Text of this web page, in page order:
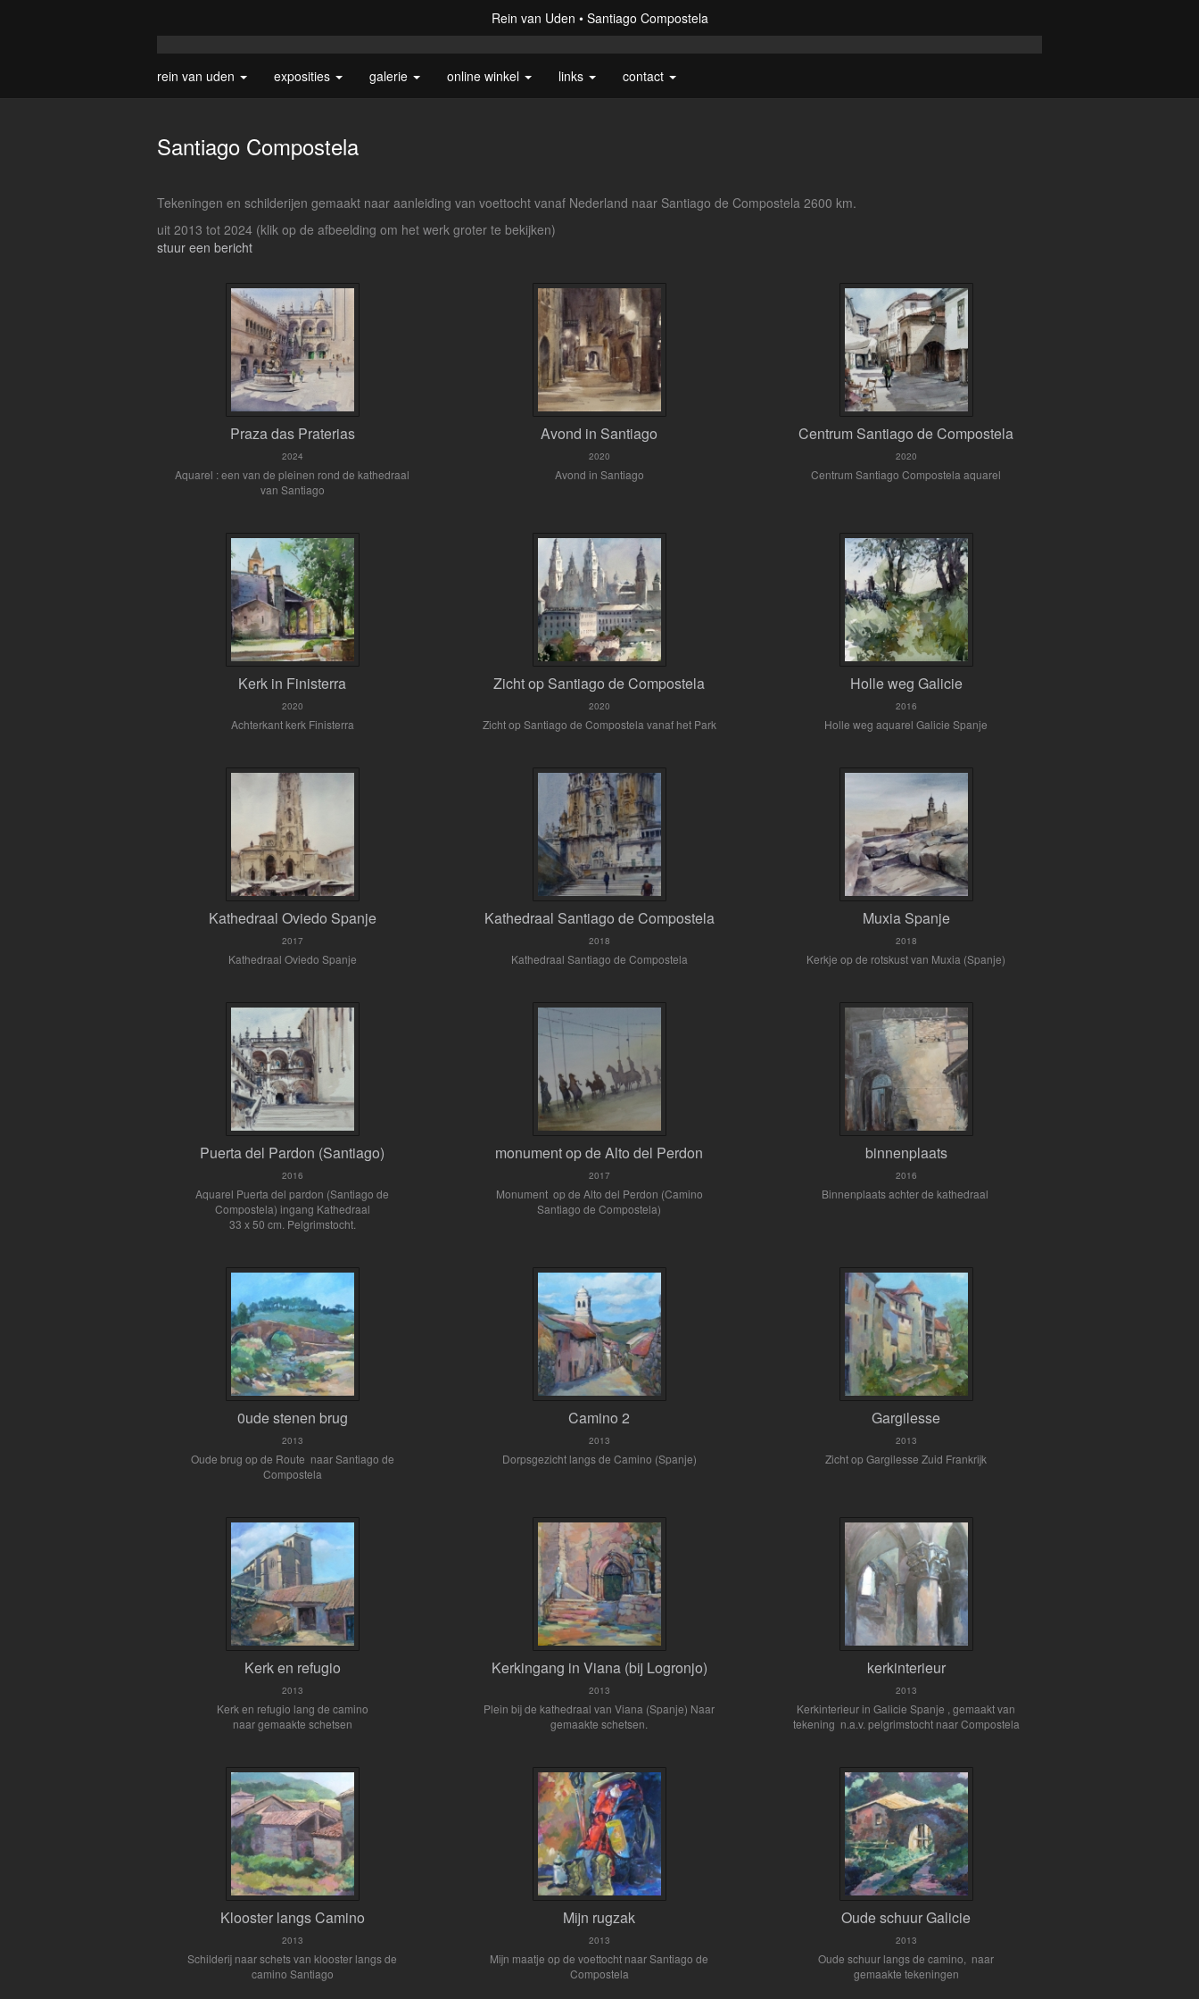
Rein van Uden Santiago Compostela
rein van uden exposities galerie online winkel links contact
Santiago Compostela
Tekeningen en schilderijen gemaakt naar aanleiding van voettocht vanaf Nederland naar Santiago de Compostela 2600 km.
uit 2013 tot 2024 (klik op de afbeelding om het werk groter te bekijken)
stuur een bericht
Praza das Praterias
2024
Aquarel : een van de pleinen rond de kathedraal
van Santiago
Avond in Santiago
2020
Avond in Santiago
Centrum Santiago de Compostela
2020
Centrum Santiago Compostela aquarel
Kerk in Finisterra
2020
Achterkant kerk Finisterra
Zicht op Santiago de Compostela
2020
Zicht op Santiago de Compostela vanaf het Park
Holle weg Galicie
2016
Holle weg aquarel Galicie Spanje
Kathedraal Oviedo Spanje
2017
Kathedraal Oviedo Spanje
Kathedraal Santiago de Compostela
2018
Kathedraal Santiago de Compostela
Muxia Spanje
2018
Kerkje op de rotskust van Muxia (Spanje)
Puerta del Pardon (Santiago)
2016
Aquarel Puerta del pardon (Santiago de
Compostela) ingang Kathedraal
33 x 50 cm. Pelgrimstocht.
monument op de Alto del Perdon
2017
Monument op de Alto del Perdon (Camino
Santiago de Compostela)
binnenplaats
2016
Binnenplaats achter de kathedraal
0ude stenen brug
2013
Oude brug op de Route naar Santiago de
Compostela
Camino 2
2013
Dorpsgezicht langs de Camino (Spanje)
Gargilesse
2013
Zicht op Gargilesse Zuid Frankrijk
Kerk en refugio
2013
Kerk en refugio lang de camino
naar gemaakte schetsen
Kerkingang in Viana (bij Logronjo)
2013
Plein bij de kathedraal van Viana (Spanje) Naar
gemaakte schetsen.
kerkinterieur
2013
Kerkinterieur in Galicie Spanje , gemaakt van
tekening n.a.v. pelgrimstocht naar Compostela
Klooster langs Camino
2013
Schilderij naar schets van klooster langs de
camino Santiago
Mijn rugzak
2013
Mijn maatje op de voettocht naar Santiago de
Compostela
Oude schuur Galicie
2013
Oude schuur langs de camino, naar
gemaakte tekeningen